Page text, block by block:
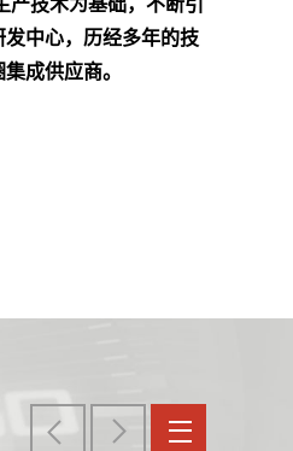
技术为基础，不断引
中心，历经多年的技
成供应商。